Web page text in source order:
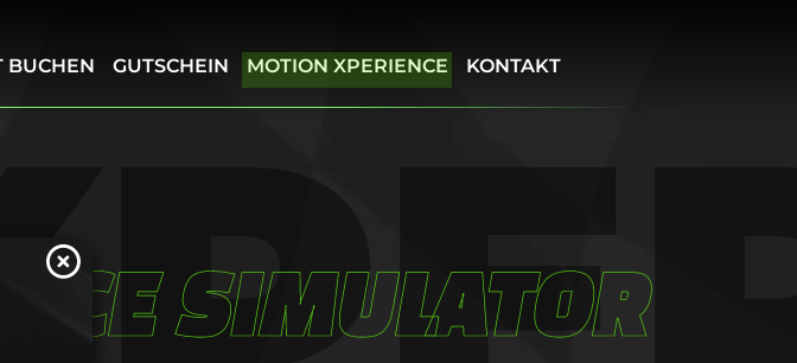
BUCHEN GUTSCHEIN MOTION XPERIENCE KONTAKT
SIMULATOR